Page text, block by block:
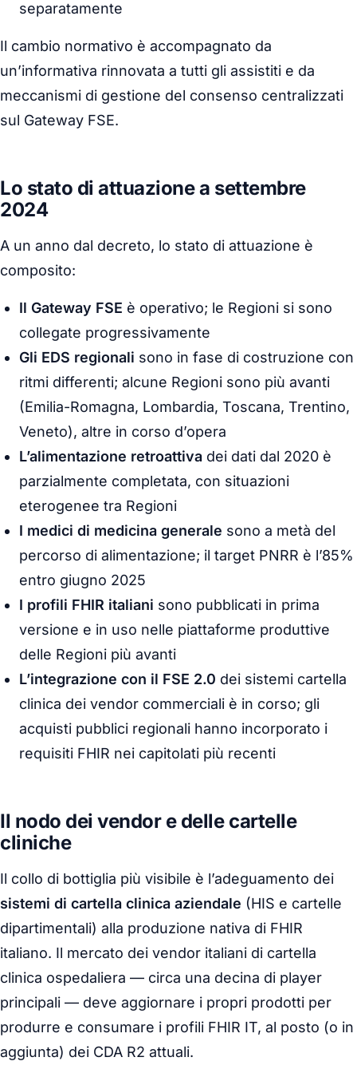
separatamente
Il cambio normativo è accompagnato da
un’informativa rinnovata a tutti gli assistiti e da
meccanismi di gestione del consenso centralizzati
sul Gateway FSE.
Lo stato di attuazione a settembre
2024
A un anno dal decreto, lo stato di attuazione è
composito:
Il Gateway FSE è operativo; le Regioni si sono
collegate progressivamente
Gli EDS regionali sono in fase di costruzione con
ritmi differenti; alcune Regioni sono più avanti
(Emilia-Romagna, Lombardia, Toscana, Trentino,
Veneto), altre in corso d’opera
L’alimentazione retroattiva dei dati dal 2020 è
parzialmente completata, con situazioni
eterogenee tra Regioni
I medici di medicina generale sono a metà del
percorso di alimentazione; il target PNRR è l’85%
entro giugno 2025
I profili FHIR italiani sono pubblicati in prima
versione e in uso nelle piattaforme produttive
delle Regioni più avanti
L’integrazione con il FSE 2.0 dei sistemi cartella
clinica dei vendor commerciali è in corso; gli
acquisti pubblici regionali hanno incorporato i
requisiti FHIR nei capitolati più recenti
Il nodo dei vendor e delle cartelle
cliniche
Il collo di bottiglia più visibile è l’adeguamento dei
sistemi di cartella clinica aziendale (HIS e cartelle
dipartimentali) alla produzione nativa di FHIR
italiano. Il mercato dei vendor italiani di cartella
clinica ospedaliera — circa una decina di player
principali — deve aggiornare i propri prodotti per
produrre e consumare i profili FHIR IT, al posto (o in
aggiunta) dei CDA R2 attuali.